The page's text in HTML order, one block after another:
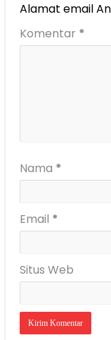
Alamat email
Komentar *
Nama *
Email *
Situs Web